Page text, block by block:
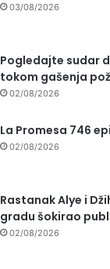
03/08/2026
Pogledajte sudar
tokom gašenja
02/08/2026
La Promesa 746
02/08/2026
Rastanak Alye i
gradu šokirao
02/08/2026